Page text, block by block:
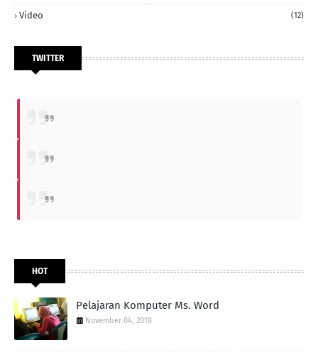
Video (12)
TWITTER
HOT
Pelajaran Komputer Ms. Word
November 04, 2018